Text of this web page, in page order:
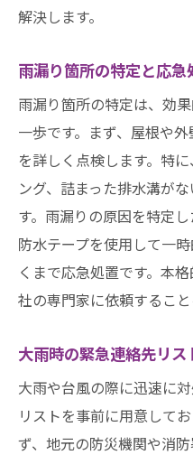
解決します。
雨漏り箇所の特定と応急
雨漏り箇所の特定は、効
一歩です。まず、屋根や
を詳しく点検します。特
ング、詰まった排水溝が
す。雨漏りの原因を特定
防水テープを使用して一
くまで応急処置です。本
社の専門家に依頼すること
大雨時の緊急連絡先リス
大雨や台風の際に迅速に
リストを事前に用意して
ず、地元の防災機関や消